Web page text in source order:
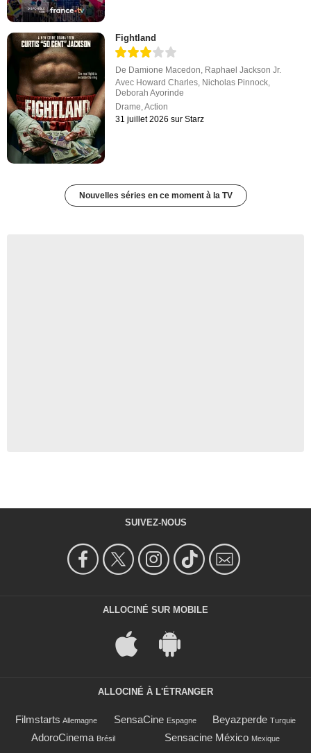
Fightland
De Damione Macedon, Raphael Jackson Jr.
Avec Howard Charles, Nicholas Pinnock,
Deborah Ayorinde
Drame,Action
31 juillet 2026 sur Starz
Nouvelles séries en ce moment à la TV
SUIVEZ-NOUS
ALLOCINÉ SUR MOBILE
ALLOCINÉ À L'ÉTRANGER
Filmstarts Allemagne SensaCine Espagne Beyazperde Turquie
AdoroCinema Brésil Sensacine México Mexique